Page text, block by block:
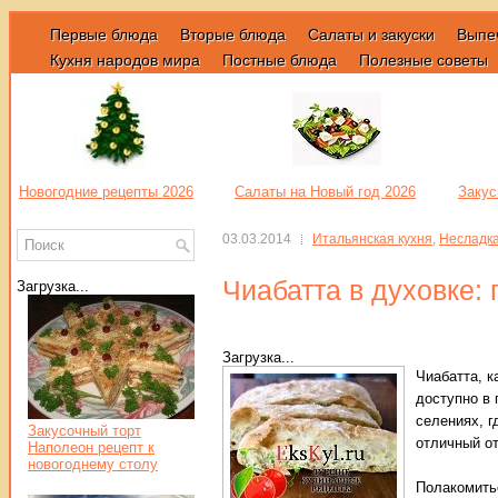
Первые блюда Вторые блюда Салаты и закуски
Кухня народов мира
Постные блюда Полезные советы
Новогодние рецепты 2026 Салаты на Новый год 2026
03.03.2014 Итальянская кухня,
Чиабатта в
Загрузка...
Чиабатта,
доступно в
селениях,
отличный
Загрузка...
Закусочный торт
Наполеон рецепт к
новогоднему столу